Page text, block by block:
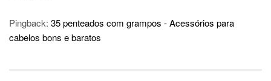
Pingback: 35 penteados com grampos - Acessórios para
cabelos bons e baratos